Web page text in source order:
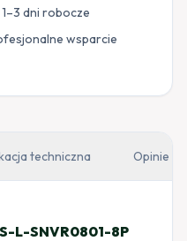
dni robocze
wsparcie
techniczna Opinie
L-SNVR0801-8P